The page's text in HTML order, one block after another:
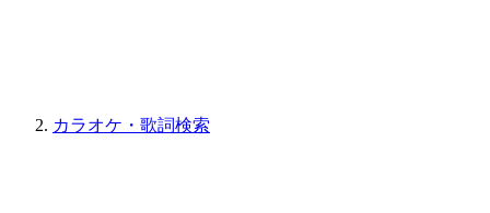
カラオケ・歌詞検索